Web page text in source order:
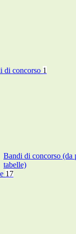
di concorso 1
Bandi di concorso (da
tabelle)
17